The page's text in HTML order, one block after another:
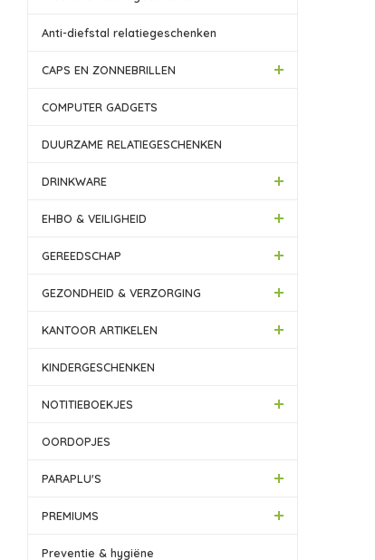
Anti-diefstal relatiegeschenken
CAPS EN ZONNEBRILLEN
COMPUTER GADGETS
DUURZAME RELATIEGESCHENKEN
DRINKWARE
EHBO & VEILIGHEID
GEREEDSCHAP
GEZONDHEID & VERZORGING
KANTOOR ARTIKELEN
KINDERGESCHENKEN
NOTITIEBOEKJES
OORDOPJES
PARAPLU'S
PREMIUMS
Preventie & hygiëne